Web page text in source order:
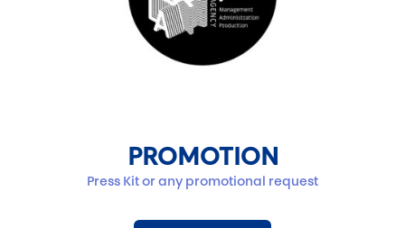
PROMOTION
Press Kit or any promotional request